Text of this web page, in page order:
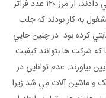
اختيار توليد کنندگان کاشي منطقه ساسولو قرار مي دادند، از مرز ۱۲۰ عدد فراتر
به کار بودند که جلب
کرده بود. در چنين جايي
که شرکت ها بتوانند کيفيت
بياورند. عدم توانايي در
ماشين آلات مي شد زيرا